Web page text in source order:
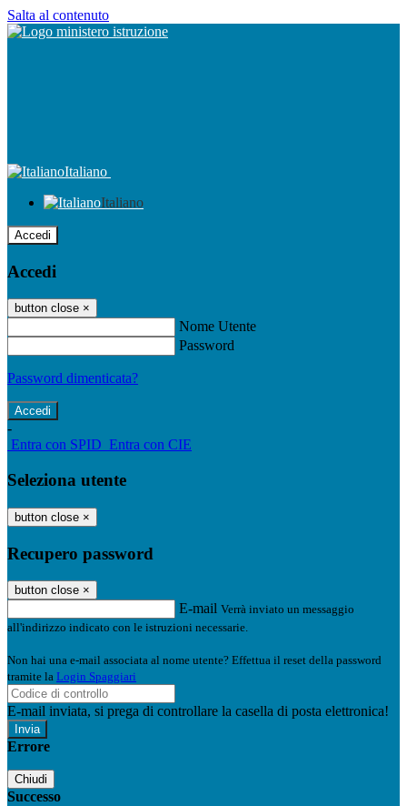
Salta al contenuto
Italiano
Italiano
Accedi
Accedi
button close ×
Nome Utente
Password
Password dimenticata?
-
Entra con SPID Entra con CIE
Seleziona utente
button close ×
Recupero password
button close ×
E-mail Verrà inviato un messaggio
all'indirizzo indicato con le istruzioni necessarie.
Non hai una e-mail associata al nome utente? Effettua il reset della password
tramite la Login Spaggiari
E-mail inviata, si prega di controllare la casella di posta elettronica!
Errore
Chiudi
Successo